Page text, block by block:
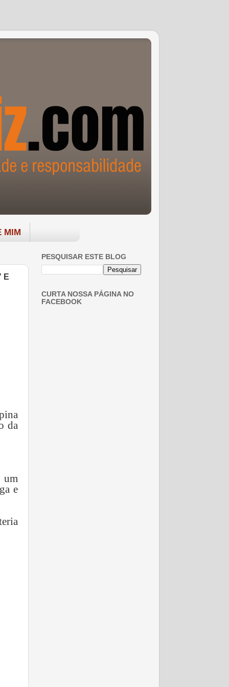
MIM
E
da
um
e
PESQUISAR ESTE BLOG
CURTA NOSSA PÁGINA NO
FACEBOOK